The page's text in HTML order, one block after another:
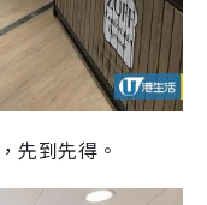
先到先得。